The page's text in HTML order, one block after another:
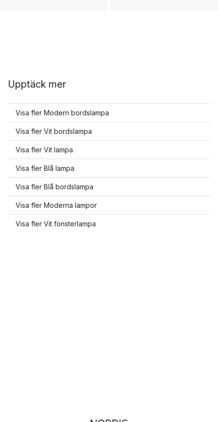
Upptäck mer
Visa fler Modern bordslampa
Visa fler Vit bordslampa
Visa fler Vit lampa
Visa fler Blå lampa
Visa fler Blå bordslampa
Visa fler Moderna lampor
Visa fler Vit fönsterlampa